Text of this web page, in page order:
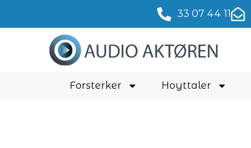
33 07 44 11
Forsterker Hoyttaler